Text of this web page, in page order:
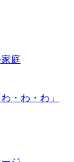
庭
・わ・わ」